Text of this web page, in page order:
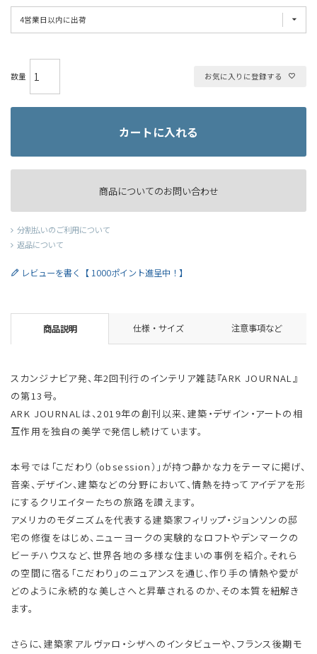
お気に入りに登録する
カートに入れる
商品についてのお問い合わせ
分割払いのご利用について
返品について
レビューを書く【 1000ポイント進呈中！】
商品説明 仕様・サイズ 注意事項など
スカンジナビア発、年2回刊行のインテリア雑誌『ARK JOURNAL』
の第13号。
ARK JOURNALは、2019年の創刊以来、建築・デザイン・アートの相
互作用を独自の美学で発信し続けています。
本号では「こだわり（obsession）」が持つ静かな力をテーマに掲げ、
音楽、デザイン、建築などの分野において、情熱を持ってアイデアを形
にするクリエイターたちの旅路を讃えます。
アメリカのモダニズムを代表する建築家フィリップ・ジョンソンの邸
宅の修復をはじめ、ニューヨークの実験的なロフトやデンマークの
ビーチハウスなど、世界各地の多様な住まいの事例を紹介。それら
の空間に宿る「こだわり」のニュアンスを通じ、作り手の情熱や愛が
どのように永続的な美しさへと昇華されるのか、その本質を紐解き
ます。
さらに、建築家アルヴァロ・シザへのインタビューや、フランス後期モ